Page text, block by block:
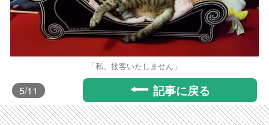
「私、接客いたしません」
5/11 記事に戻る